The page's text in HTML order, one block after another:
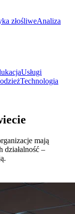
złośliweAnaliza
Usługi
Technologia
mają
działalność –